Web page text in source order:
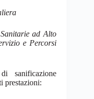
ad Alto
e Percorsi
sanificazione
prestazioni: